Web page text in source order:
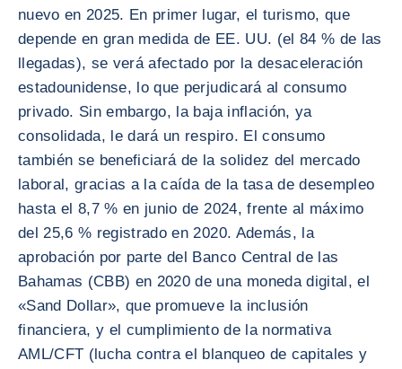
nuevo en 2025. En primer lugar, el turismo, que
depende en gran medida de EE. UU. (el 84 % de las
llegadas), se verá afectado por la desaceleración
estadounidense, lo que perjudicará al consumo
privado. Sin embargo, la baja inflación, ya
consolidada, le dará un respiro. El consumo
también se beneficiará de la solidez del mercado
laboral, gracias a la caída de la tasa de desempleo
hasta el 8,7 % en junio de 2024, frente al máximo
del 25,6 % registrado en 2020. Además, la
aprobación por parte del Banco Central de las
Bahamas (CBB) en 2020 de una moneda digital, el
«Sand Dollar», que promueve la inclusión
financiera, y el cumplimiento de la normativa
AML/CFT (lucha contra el blanqueo de capitales y